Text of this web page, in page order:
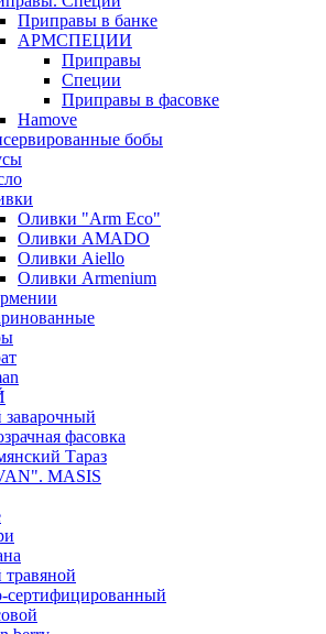
Приправы в банке
АРМСПЕЦИИ
Приправы
Специи
Приправы в фасовке
Hamove
бобы
Оливки "Arm Eco"
Оливки AMADO
Оливки Aiello
Оливки Armenium
заварочный
фасовка
Тараз
MASIS
травяной
сертифицированный